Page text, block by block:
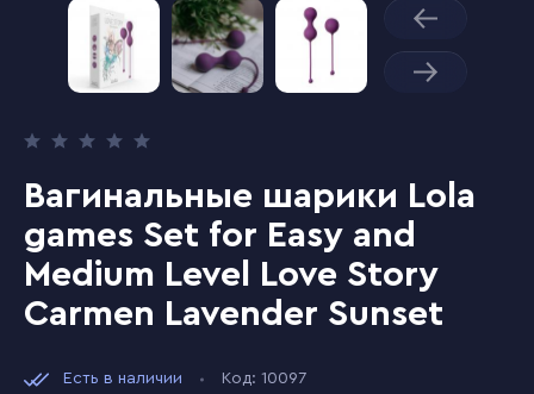
Вагинальные шарики Lola
games Set for Easy and
Medium Level Love Story
Carmen Lavender Sunset
Есть в наличии Код: 10097